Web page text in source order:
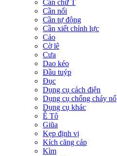
Cần chữ T
Cần nối
Cần tự động
Cần xiết chỉnh lực
Cảo
Cờ lê
Cưa
Dao kéo
Đầu tuýp
Đục
Dụng cụ cách điện
Dụng cụ chống cháy nổ
Dụng cụ khác
Ê Tô
Giũa
Kẹp định vị
Kích căng cáp
Kìm